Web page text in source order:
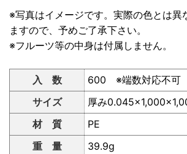
※写真はイメージです。実際の色とは異
ますので、予めご了承下さい。
※フルーツ等の中身は付属しません。
入 数
600 ※端数対応不可
サイズ
厚み
材 質
PE
重 量
39.9g